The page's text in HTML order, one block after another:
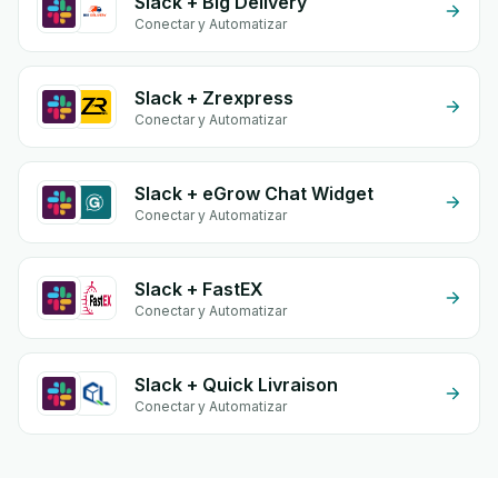
Conectar y Automatizar
Slack + Zrexpress
Conectar y Automatizar
Slack + eGrow Chat Widget
Conectar y Automatizar
Slack + FastEX
Conectar y Automatizar
Slack + Quick Livraison
Conectar y Automatizar